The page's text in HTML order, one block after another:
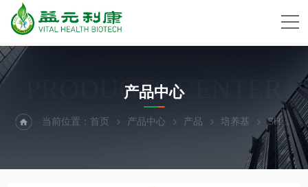
PRODUCTS CENTER
产品中心
当前位置：首页 产品中心 产品 培养基 SH30243.01HyCloneDMEM培养基高糖